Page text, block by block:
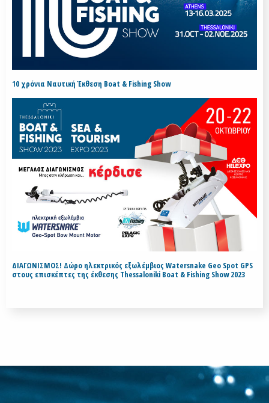
10 χρόνια Ναυτική Έκθεση Boat & Fishing Show
ΔΙΑΓΩΝΙΣΜΟΣ! Δώρο ηλεκτρικός εξωλέμβιος Watersnake Geo Spot GPS
στους επισκέπτες της έκθεσης Thessaloniki Boat & Fishing Show 2023